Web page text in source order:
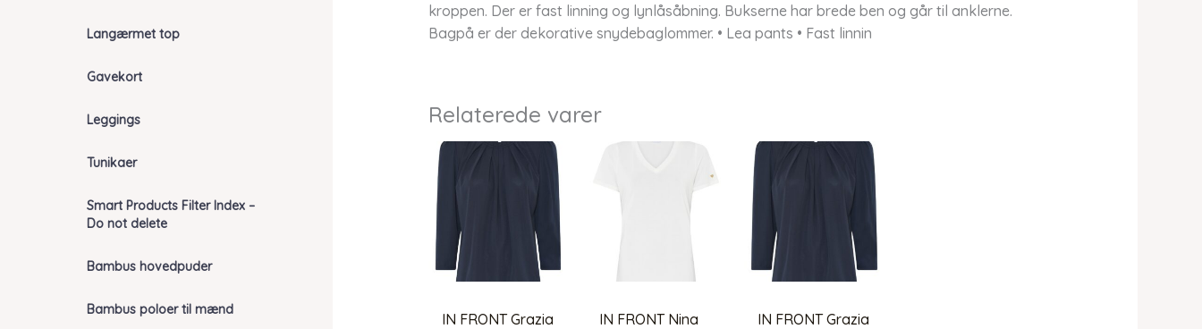
Langærmet top
Gavekort
Leggings
Tunikaer
Smart Products Filter Index –
Do not delete
Bambus hovedpuder
Bambus poloer til mænd
kroppen. Der er fast linning og lynlåsåbning. Bukserne har brede ben og går til anklerne.
Bagpå er der dekorative snydebaglommer. • Lea pants • Fast linnin
Relaterede varer
IN FRONT Grazia
IN FRONT Nina
IN FRONT Grazia